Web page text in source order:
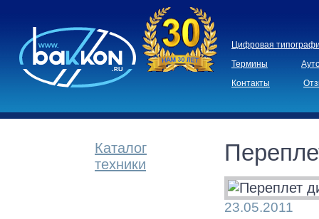
Цифровая
Термины
Контакты
Каталог
техники
23.05.2011